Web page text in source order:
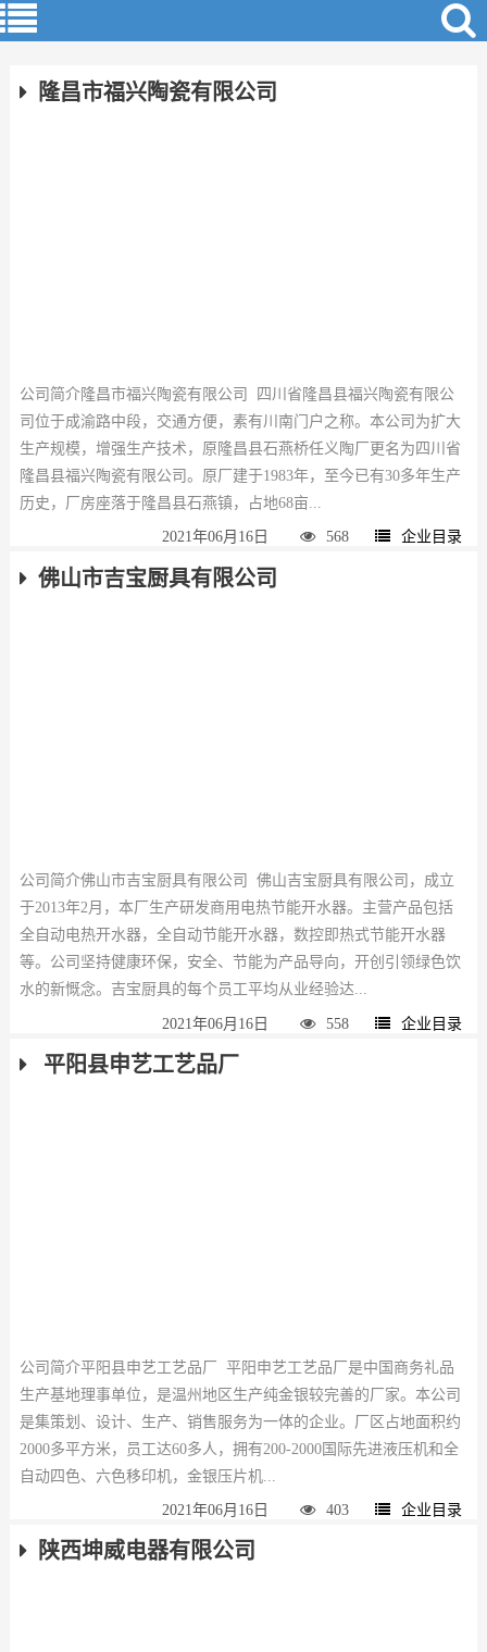
隆昌市福兴陶瓷有限公司
公司简介隆昌市福兴陶瓷有限公司 四川省隆昌县福兴陶瓷有限公
司位于成渝路中段，交通方便，素有川南门户之称。本公司为扩大
生产规模，增强生产技术，原隆昌县石燕桥任义陶厂更名为四川省
隆昌县福兴陶瓷有限公司。原厂建于1983年，至今已有30多年生产
历史，厂房座落于隆昌县石燕镇，占地68亩...
2021年06月16日 568 企业目录
佛山市吉宝厨具有限公司
公司简介佛山市吉宝厨具有限公司 佛山吉宝厨具有限公司，成立
于2013年2月，本厂生产研发商用电热节能开水器。主营产品包括
全自动电热开水器，全自动节能开水器，数控即热式节能开水器
等。公司坚持健康环保，安全、节能为产品导向，开创引领绿色饮
水的新慨念。吉宝厨具的每个员工平均从业经验达...
2021年06月16日 558 企业目录
平阳县申艺工艺品厂
公司简介平阳县申艺工艺品厂 平阳申艺工艺品厂是中国商务礼品
生产基地理事单位，是温州地区生产纯金银较完善的厂家。本公司
是集策划、设计、生产、销售服务为一体的企业。厂区占地面积约
2000多平方米，员工达60多人，拥有200-2000国际先进液压机和全
自动四色、六色移印机，金银压片机...
2021年06月16日 403 企业目录
陕西坤威电器有限公司